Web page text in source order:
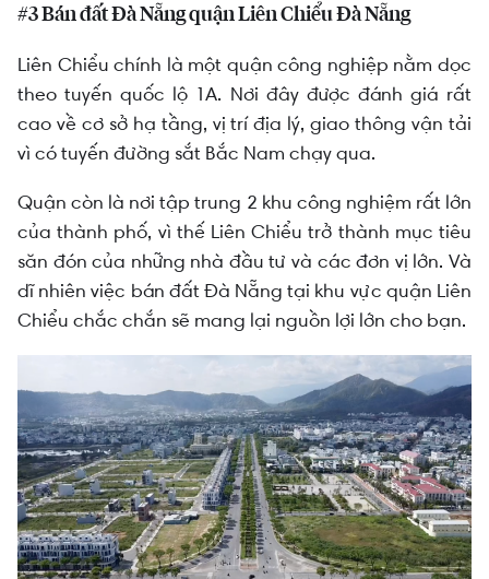
#3 Bán đất Đà Nẵng quận Liên Chiểu Đà Nẵng
Liên Chiểu chính là một quận công nghiệp nằm dọc
theo tuyến quốc lộ 1A. Nơi đây được đánh giá rất
cao về cơ sở hạ tầng, vị trí địa lý, giao thông vận tải
vì có tuyến đường sắt Bắc Nam chạy qua.
Quận còn là nơi tập trung 2 khu công nghiệm rất lớn
của thành phố, vì thế Liên Chiểu trở thành mục tiêu
săn đón của những nhà đầu tư và các đơn vị lớn. Và
dĩ nhiên việc bán đất Đà Nẵng tại khu vực quận Liên
Chiểu chắc chắn sẽ mang lại nguồn lợi lớn cho bạn.